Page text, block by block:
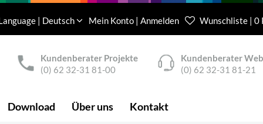
| Deutsch Mein Konto | Anmelden Wunschliste | 0
Kundenberater Projekte
(0) 62 32-31 81-00
Kundenberater
(0) 62 32-31 81-21
Download Über uns Kontakt